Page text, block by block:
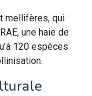
mellifères, qui
une haie de
120 espèces